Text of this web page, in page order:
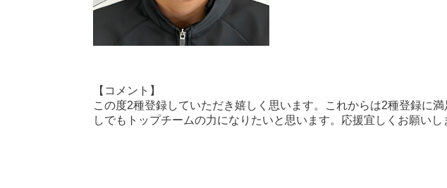
【コメント】
この度2種登録していただき嬉しく思います。これからは2種登録に
しでもトップチームの力になりたいと思います。応援宜しくお願いし